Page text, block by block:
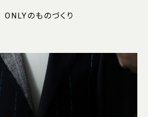
ONLYのものづくり